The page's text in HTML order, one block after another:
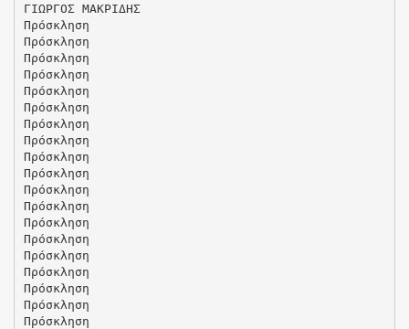
ΓΙΩΡΓΟΣ ΜΑΚΡΙΔΗΣ
Πρόσκληση
Πρόσκληση
Πρόσκληση
Πρόσκληση
Πρόσκληση
Πρόσκληση
Πρόσκληση
Πρόσκληση
Πρόσκληση
Πρόσκληση
Πρόσκληση
Πρόσκληση
Πρόσκληση
Πρόσκληση
Πρόσκληση
Πρόσκληση
Πρόσκληση
Πρόσκληση
Πρόσκληση